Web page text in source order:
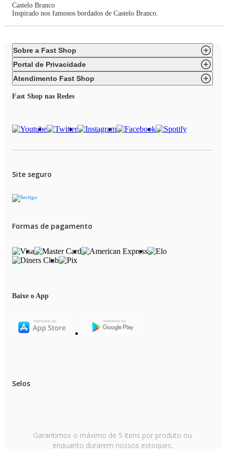
Castelo Branco
Inspirado nos famosos bordados de Castelo Branco.
Sobre a Fast Shop
Portal de Privacidade
Atendimento Fast Shop
Fast Shop nas Redes
Site seguro
Formas de pagamento
Baixe o App
Selos
Garantimos o máximo de 5 itens por produto ou
enquanto durarem nossos estoques.